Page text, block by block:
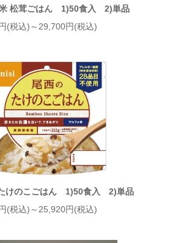
松茸ごはん 1)50食入 2)単品
(税込)～29,700円(税込)
けのこごはん 1)50食入 2)単品
(税込)～25,920円(税込)